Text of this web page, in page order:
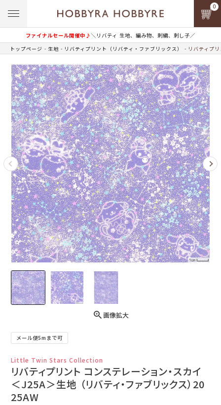
ファイナルセール開催中♪＼リバティ 生地、編み物、刺繍、刺し子／
0
トップページ 生地 リバティプリント（リバティ・ファブリックス） リバティプ
画像拡大
メール便5mまで可
Little Twin Stars Collection
リバティプリント コンステレーション・スカイ
＜J25A＞生地 （リバティ・ファブリックス）20
25AW